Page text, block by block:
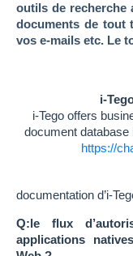
outils de recherche
documents de tout
vos e-mails etc. Le
i-
i-Tego offers
document database
https://
documentation d’i-
Q:le flux
applications